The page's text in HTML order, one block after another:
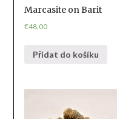
Marcasite on Barit
€48,00
Přidat do košíku